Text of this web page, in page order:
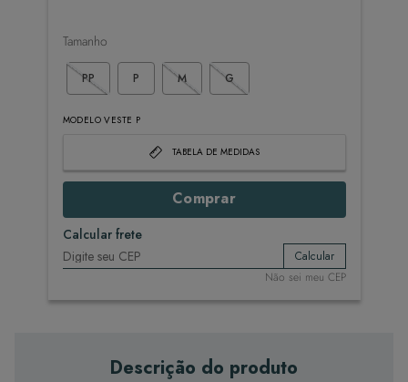
Tamanho
P M G
PP
MODELO VESTE P
TABELA DE MEDIDAS
Comprar
Calcular frete
Calcular
Não sei meu CEP
Descrição do produto